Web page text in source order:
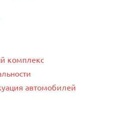
комплекс
автомобилей